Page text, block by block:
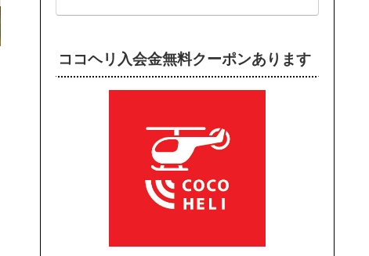
ココヘリ入会金無料クーポンあります